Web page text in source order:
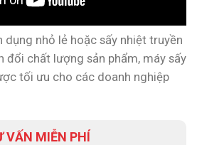
dụng nhỏ lẻ hoặc sấy nhiệt truyền
đổi chất lượng sản phẩm, máy sấy
tối ưu cho các doanh nghiệp
VẤN MIỄN PHÍ